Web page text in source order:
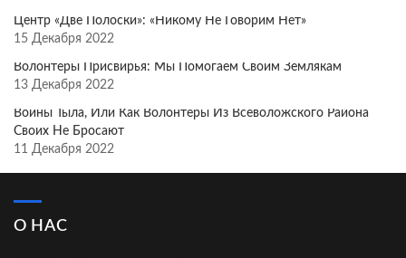
Центр «Две Полоски»: «Никому Не Говорим Нет»
15 Декабря 2022
Волонтёры Присвирья: Мы Помогаем Своим Землякам
13 Декабря 2022
Воины Тыла, Или Как Волонтёры Из Всеволожского Района
Своих Не Бросают
11 Декабря 2022
О НАС